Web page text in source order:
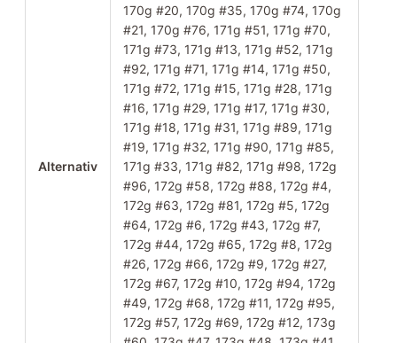
Alternativ
170g #20, 170g #35, 170g #74, 170g
#21, 170g #76, 171g #51, 171g #70,
171g #73, 171g #13, 171g #52, 171g
#92, 171g #71, 171g #14, 171g #50,
171g #72, 171g #15, 171g #28, 171g
#16, 171g #29, 171g #17, 171g #30,
171g #18, 171g #31, 171g #89, 171g
#19, 171g #32, 171g #90, 171g #85,
171g #33, 171g #82, 171g #98, 172g
#96, 172g #58, 172g #88, 172g #4,
172g #63, 172g #81, 172g #5, 172g
#64, 172g #6, 172g #43, 172g #7,
172g #44, 172g #65, 172g #8, 172g
#26, 172g #66, 172g #9, 172g #27,
172g #67, 172g #10, 172g #94, 172g
#49, 172g #68, 172g #11, 172g #95,
172g #57, 172g #69, 172g #12, 173g